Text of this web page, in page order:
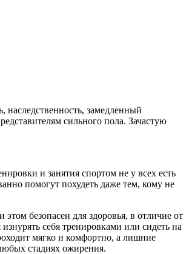
замедленный
сильного пола. Зачастую
и занятия спортом не у всех есть
помогут похудеть даже тем, кому не
безопасен для здоровья, в отличие от
себя тренировками или сидеть на
мягко и комфортно, а лишние
стадиях ожирения.